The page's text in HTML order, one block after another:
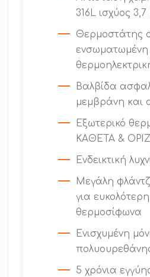
316L ισχύος 3,7
Θερμοστάτης
ενσωματωμένη
Βαλβίδα
μεμβράνη και
Εξωτερικό
ΚΑΘΕΤΑ &
Ενδεικτική
Μεγάλη
για
θερμοσίφωνα
Ενισχυμένη
5 χρόνια